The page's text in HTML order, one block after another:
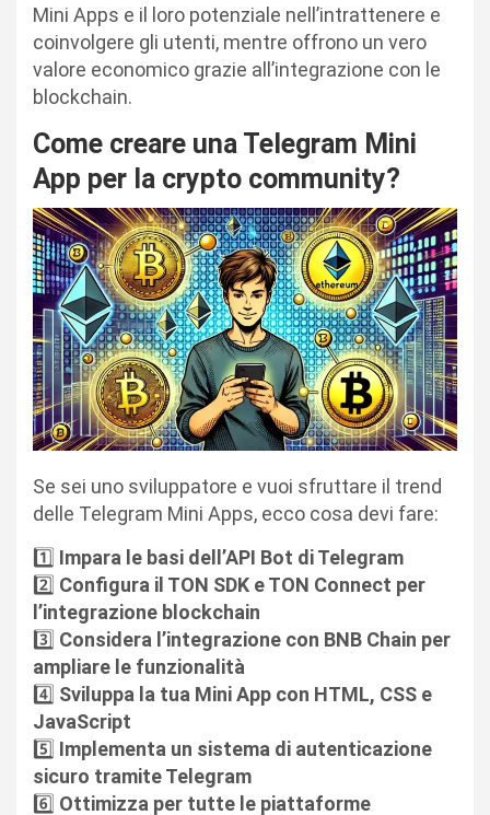
Mini Apps e il loro potenziale nell’intrattenere e
coinvolgere gli utenti, mentre offrono un vero
valore economico grazie all’integrazione con le
blockchain.
Come creare una Telegram Mini
App per la crypto community?
Se sei uno sviluppatore e vuoi sfruttare il trend
delle Telegram Mini Apps, ecco cosa devi fare:
1️⃣ Impara le basi dell’API Bot di Telegram
2️⃣ Configura il TON SDK e TON Connect per
l’integrazione blockchain
3️⃣ Considera l’integrazione con BNB Chain per
ampliare le funzionalità
4️⃣ Sviluppa la tua Mini App con HTML, CSS e
JavaScript
5️⃣ Implementa un sistema di autenticazione
sicuro tramite Telegram
6️⃣ Ottimizza per tutte le piattaforme